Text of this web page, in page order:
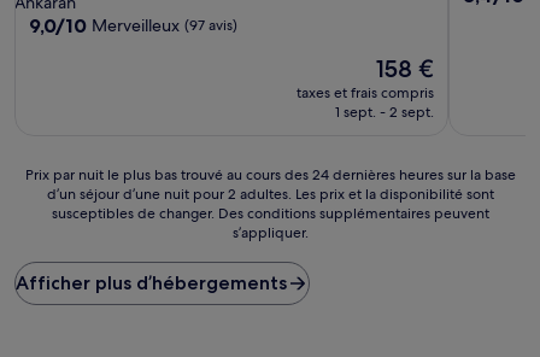
9.0
9,0/10 Merveilleux (97 avis)
Le
nouveau
prix
158 €
158 €
taxes et frais compris
1 sept. - 2 sept.
Prix
plus
bas
trouvé
Prix par nuit le plus bas trouvé au cours des 24 dernières heures sur la base
d’un séjour d’une nuit pour 2 adultes. Les prix et la disponibilité sont
susceptibles de changer. Des conditions supplémentaires peuvent
s’appliquer.
Afficher plus d’hébergements